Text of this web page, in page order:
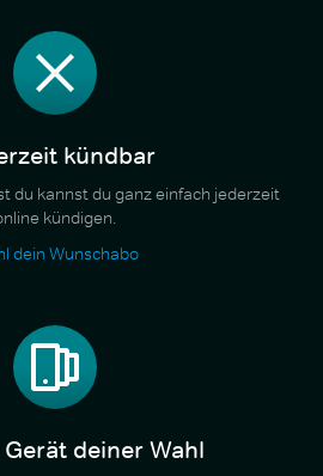
kündbar
du kannst du ganz einfach jederzeit
kündigen.
dein Wunschabo
deiner Wahl